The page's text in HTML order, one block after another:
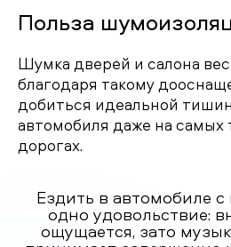
Польза
Шумка дверей и салона
благодаря такому
добиться идеальной
автомобиля даже на самых
дорогах.
Ездить в автомобиле
одно удовольствие:
ощущается, зато